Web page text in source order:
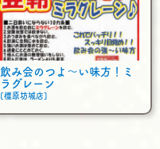
飲み会のつよ～い味方！ミ
ラグレーン
[橿原坊城店]